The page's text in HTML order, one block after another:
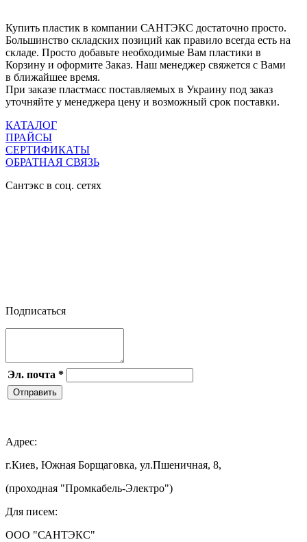
Купить пластик в компании САНТЭКС достаточно просто.
Большинство складских позиций как правило всегда есть на
складе. Просто добавьте необходимые Вам пластики в
Корзину и оформите Заказ. Наш менеджер свяжется с Вами
в ближайшее время.
При заказе пластмасс поставляемых в Украину под заказ
уточняйте у менеджера цену и возможный срок поставки.
КАТАЛОГ
ПРАЙСЫ
СЕРТИФИКАТЫ
ОБРАТНАЯ СВЯЗЬ
Сантэкс в соц. сетях
Подписаться
Эл. почта *
Отправить
Адрес:
г.Киев, Южная Борщаговка, ул.Пшеничная, 8,
(проходная "Промкабель-Электро")
Для писем:
ООО "САНТЭКС"